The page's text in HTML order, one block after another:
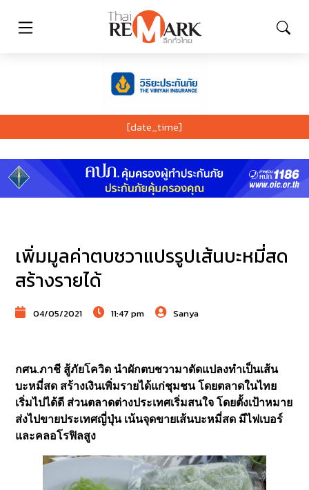
[date_time]
เพิ่มมูลค่าตบชวาแปรรูปเส้นบะหมี่สด
สร้างรายได้
04/05/2021 11:47 pm Sanya
กศน.ภาชี สู้ภัยโควิด นำผักตบชวามาดัดแปลงทำเป็นเส้น
บะหมี่สด สร้างเงินเพิ่มรายได้แก่ชุมชน โดยตลาดในไทย
เริ่มไปได้ดี ส่วนตลาดต่างประเทศเริ่มสนใจ โดยตั้งเป้าหมาย
ส่งไปขายประเทศญี่ปุ่น เน้นจุดขายเส้นบะหมี่สด มีไฟเบอร์
และคลอโรฟิลสูง